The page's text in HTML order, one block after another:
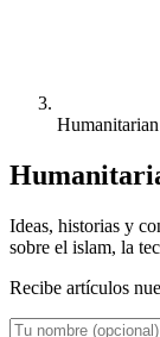
Ideas, historias y
sobre el islam, la
Recibe artículos